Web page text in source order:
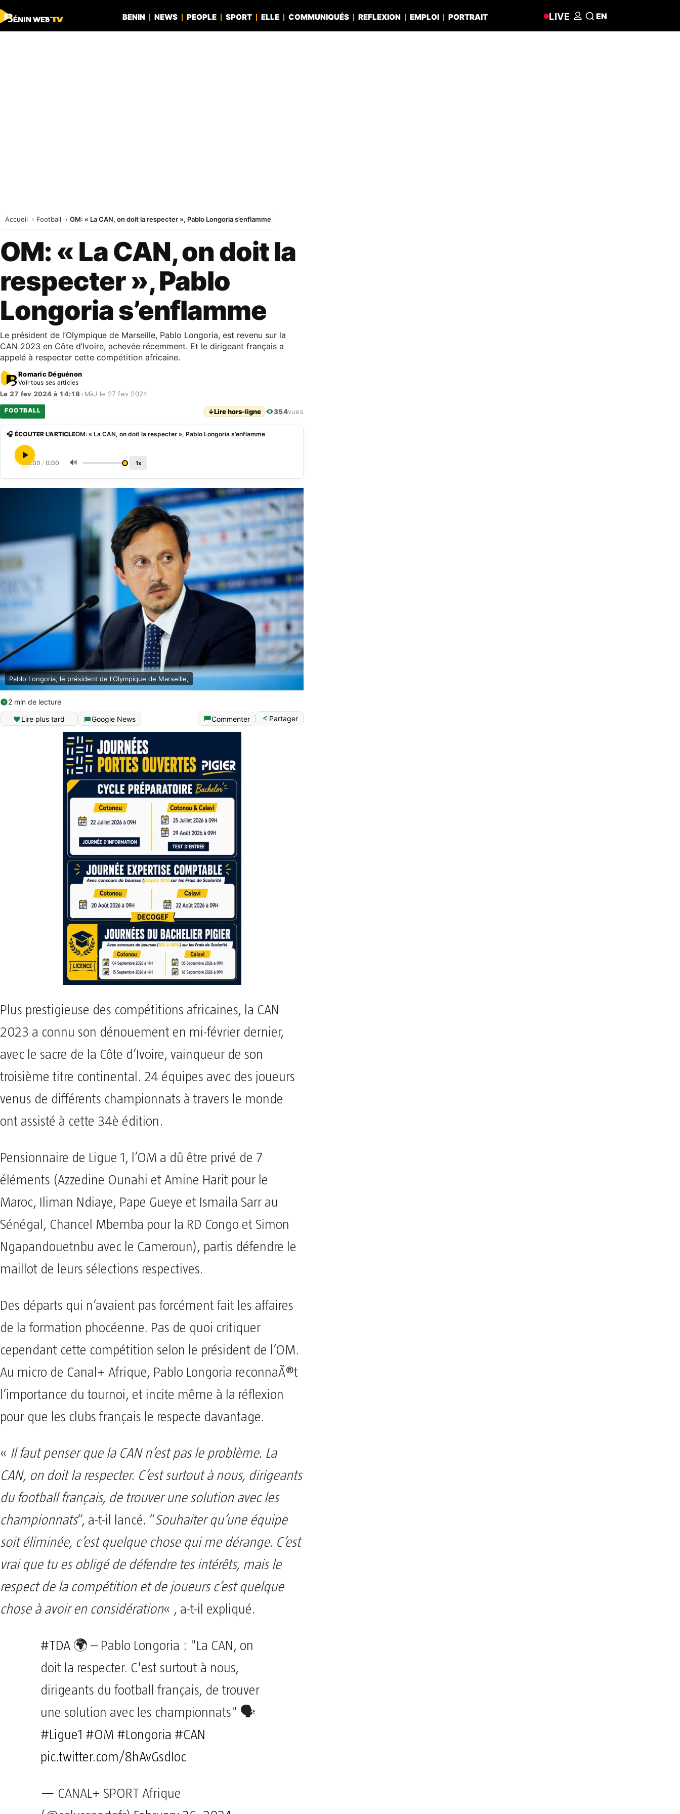
BENIN NEWS PEOPLE SPORT ELLE COMMUNIQUÉS REFLEXION EMPLOI PORTRAIT LIVE EN
Accueil Football OM: « La CAN, on doit la respecter », Pablo Longoria s’enflamme
OM: « La CAN, on doit la
respecter », Pablo
Longoria s’enflamme
Le président de l’Olympique de Marseille, Pablo Longoria, est revenu sur la
CAN 2023 en Côte d’Ivoire, achevée récemment. Et le dirigeant français a
appelé à respecter cette compétition africaine.
Romaric Déguénon
Voir tous ses articles
Le 27 fev 2024 à 14:18• MàJ le 27 fev 2024
FOOTBALL ↓Lire hors-ligne 354vues
🎧 ÉCOUTER L'ARTICLEOM: « La CAN, on doit la respecter », Pablo Longoria s’enflamme
0:00 / 0:00 🔊 1x
Pablo Longoria, le président de l'Olympique de Marseille,
2 min de lecture
Lire plus tard
Google News Commenter Partager
Plus prestigieuse des compétitions africaines, la CAN
2023 a connu son dénouement en mi-février dernier,
avec le sacre de la Côte d’Ivoire, vainqueur de son
troisième titre continental. 24 équipes avec des joueurs
venus de différents championnats à travers le monde
ont assisté à cette 34è édition.
Pensionnaire de Ligue 1, l’OM a dû être privé de 7
éléments (Azzedine Ounahi et Amine Harit pour le
Maroc, Iliman Ndiaye, Pape Gueye et Ismaila Sarr au
Sénégal, Chancel Mbemba pour la RD Congo et Simon
Ngapandouetnbu avec le Cameroun), partis défendre le
maillot de leurs sélections respectives.
Des départs qui n’avaient pas forcément fait les affaires
de la formation phocéenne. Pas de quoi critiquer
cependant cette compétition selon le président de l’OM.
Au micro de Canal+ Afrique, Pablo Longoria reconnaÃ®t
l’importance du tournoi, et incite même à la réflexion
pour que les clubs français le respecte davantage.
« Il faut penser que la CAN n’est pas le problème. La
CAN, on doit la respecter. C’est surtout à nous, dirigeants
du football français, de trouver une solution avec les
championnats“, a-t-il lancé. “Souhaiter qu’une équipe
soit éliminée, c’est quelque chose qui me dérange. C’est
vrai que tu es obligé de défendre tes intérêts, mais le
respect de la compétition et de joueurs c’est quelque
chose à avoir en considération« , a-t-il expliqué.
#TDA 🌍 – Pablo Longoria : "La CAN, on
doit la respecter. C'est surtout à nous,
dirigeants du football français, de trouver
une solution avec les championnats" 🗣
#Ligue1 #OM #Longoria #CAN
pic.twitter.com/8hAvGsdIoc
— CANAL+ SPORT Afrique